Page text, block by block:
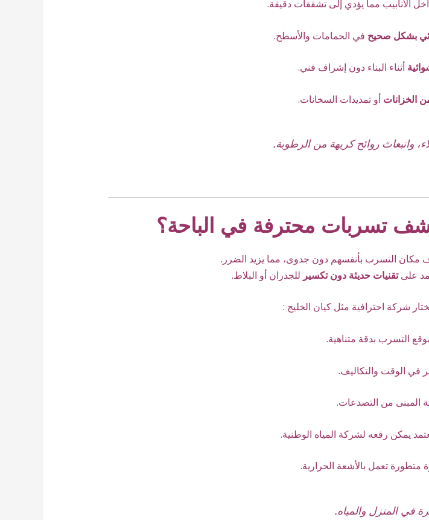
الأنابيب مما يؤدي إلى تشققات دقيقة.
بشكل صحيح في الحمامات والأسطح.
أثناء البناء دون إشراف فني.
الخزانات أو تمديدات السخانات.
وانبعاث روائح كريهة من الرطوبة.
تسربات محترفة في الباحة؟
مكان التسرب بأنفسهم دون جدوى، مما يزيد الضرر.
علىتقنيات حديثة دون تكسير للجدران أو البلاط.
شركة احترافية مثل كيان الخليج :
التسرب بدقة متناهية.
في الوقت والتكاليف.
المبنى من التصدعات.
يمكن رفعه لشركة المياه الوطنية.
متطورة تعمل بالأشعة الحرارية.
في المنزل والمياه.